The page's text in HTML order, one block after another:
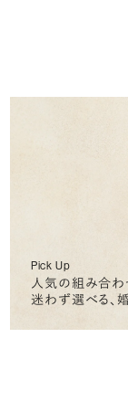
Pick Up
人気の組み合
迷わず選べる、